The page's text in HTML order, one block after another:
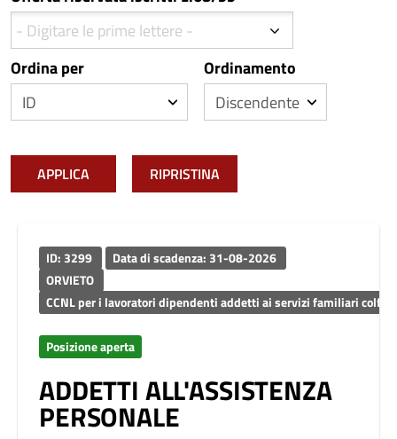
Ordina per Ordinamento
APPLICA RIPRISTINA
ID: 3299
Data di scadenza: 31-08-2026
ORVIETO
CCNL per i lavoratori dipendenti addetti ai servizi familiari colf e
Posizione aperta
ADDETTI ALL'ASSISTENZA
PERSONALE